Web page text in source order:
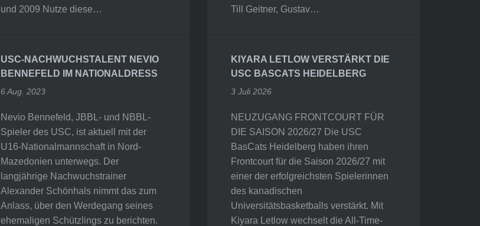
und 2009 Nutze diese…
USC-NACHWUCHSTALENT NEVIO
BENNEFELD IM NATIONALDRESS
6 Aug. 2023
Nevio Bennefeld, JBBL- und NBBL-
Spieler des USC, ist aktuell mit der
U16-Nationalmannschaft in Nord-
Mazedonien unterwegs. Der
langjährige Nachwuchstrainer
Alexander Schönhals nimmt das zum
Anlass, über den Werdegang seines
ehemaligen Schützlings zu berichten.
Till Geitner, Gustav…
KIYARA LETLOW VERSTÄRKT DIE
USC BASCATS HEIDELBERG
3 Juli 2026
NEUZUGANG FRONTCOURT FÜR
DIE SAISON 2026/27 Die USC
BasCats Heidelberg haben ihren
Frontcourt für die Saison 2026/27 mit
einer der erfolgreichsten Spielerinnen
des kanadischen
Universitätsbasketballs verstärkt. Mit
Kiyara Letlow wechselt die All-Time-